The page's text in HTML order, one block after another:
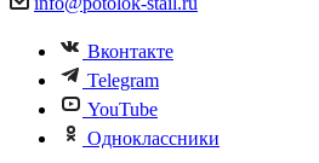
Вконтакте
Telegram
YouTube
Одноклассники